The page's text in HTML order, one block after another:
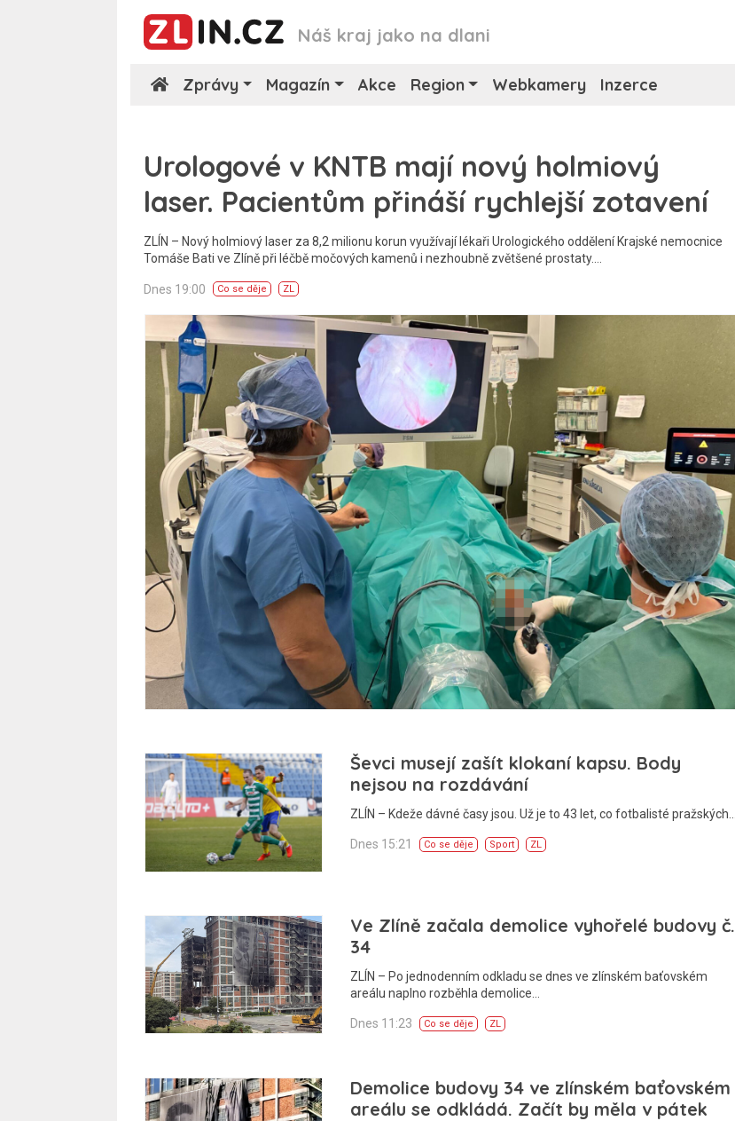
Náš kraj jako na dlani
Zprávy Magazín Akce Region Webkamery Inzerce
Urologové v KNTB mají nový holmiový
laser. Pacientům přináší rychlejší zotavení
ZLÍN – Nový holmiový laser za 8,2 milionu korun využívají lékaři Urologického oddělení Krajské nemocnice
Tomáše Bati ve Zlíně při léčbě močových kamenů i nezhoubně zvětšené prostaty.…
Dnes 19:00 Co se děje ZL
Ševci musejí zašít klokaní kapsu. Body
nejsou na rozdávání
ZLÍN – Kdeže dávné časy jsou. Už je to 43 let, co fotbalisté pražských…
Dnes 15:21 Co se děje Sport ZL
Ve Zlíně začala demolice vyhořelé budovy č.
34
ZLÍN – Po jednodenním odkladu se dnes ve zlínském baťovském
areálu naplno rozběhla demolice…
Dnes 11:23 Co se děje ZL
Demolice budovy 34 ve zlínském baťovském
areálu se odkládá. Začít by měla v pátek